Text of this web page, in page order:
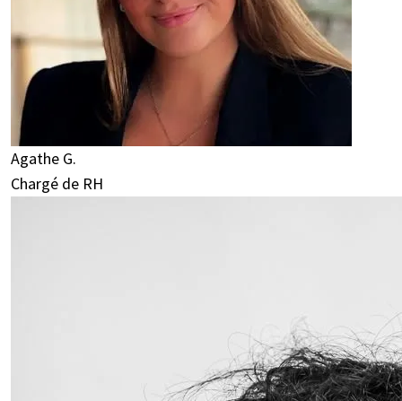
Agathe G.
Chargé de RH